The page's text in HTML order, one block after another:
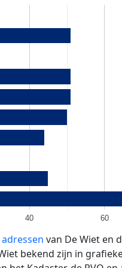
40 60
van De Wiet en
bekend zijn in